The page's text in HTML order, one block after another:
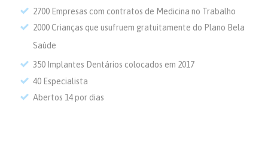
2700 Empresas com contratos de Medicina no Trabalho
2000 Crianças que usufruem gratuitamente do Plano Bela
Saúde
350 Implantes Dentários colocados em 2017
40 Especialista
Abertos 14 por dias